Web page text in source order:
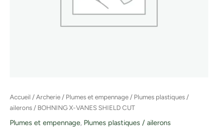
Accueil /Archerie / Plumes et empennage / Plumes plastiques /
ailerons / BOHNING X-VANES SHIELD CUT
Plumes et empennage, Plumes plastiques / ailerons